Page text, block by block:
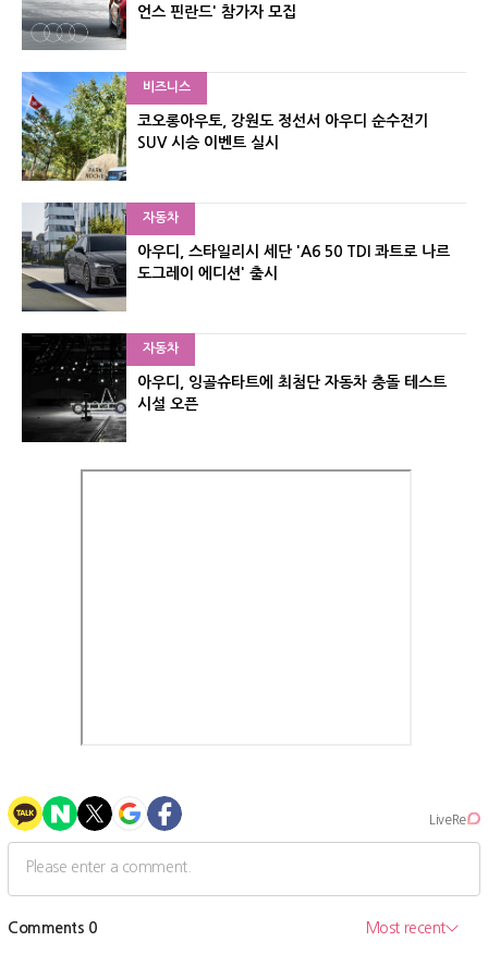
언스 핀란드' 참가자 모집
비즈니스
코오롱아우토, 강원도 정선서 아우디 순수전기
SUV 시승 이벤트 실시
자동차
아우디, 스타일리시 세단 'A6 50 TDI 콰트로 나르
도그레이 에디션' 출시
자동차
아우디, 잉골슈타트에 최첨단 자동차 충돌 테스트
시설 오픈